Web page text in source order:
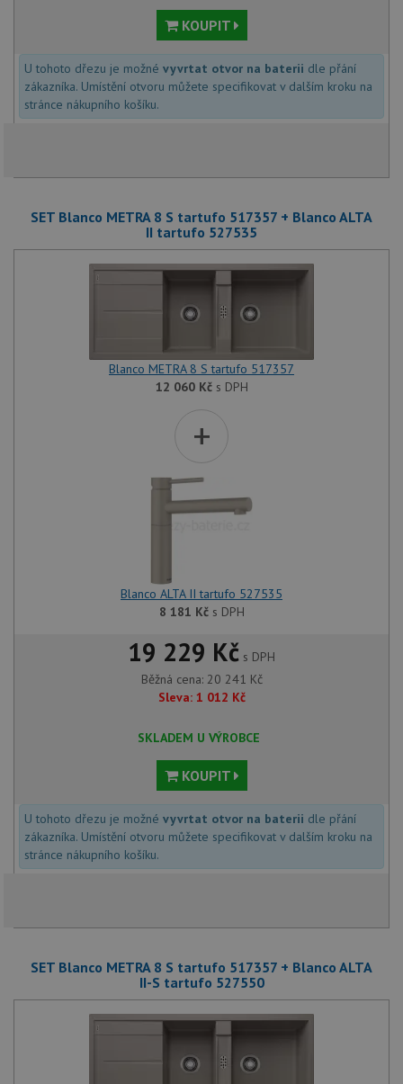
KOUPIT
U tohoto dřezu je možné vyvrtat otvor na baterii dle přání
zákazníka. Umístění otvoru můžete specifikovat v dalším kroku na
stránce nákupního košíku.
SET Blanco METRA 8 S tartufo 517357 + Blanco ALTA
II tartufo 527535
Blanco METRA 8 S tartufo 517357
12 060 Kčs DPH
+
Blanco ALTA II tartufo 527535
8 181 Kčs DPH
19 229 Kč s DPH
Běžná cena: 20 241 Kč
Sleva: 1 012 Kč
SKLADEM U VÝROBCE
KOUPIT
U tohoto dřezu je možné vyvrtat otvor na baterii dle přání
zákazníka. Umístění otvoru můžete specifikovat v dalším kroku na
stránce nákupního košíku.
SET Blanco METRA 8 S tartufo 517357 + Blanco ALTA
II-S tartufo 527550